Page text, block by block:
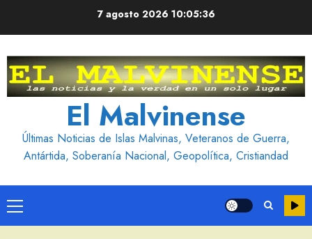
7 agosto 2026 10:05:36
El Malvinense
Últimas Noticias de Islas Malvinas, Veteranos de Guerra,
Antártida, Soberanía Nacional, Geopolítica, Cristiandad
Menú
principal